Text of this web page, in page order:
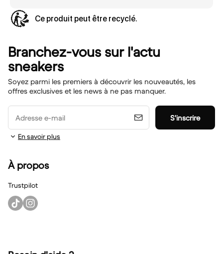
Ce produit peut être recyclé.
Branchez-vous sur l'actu
sneakers
Soyez parmi les premiers à découvrir les nouveautés, les
offres exclusives et les news à ne pas manquer.
Adresse e-mail S'inscrire
En savoir plus
À propos
Trustpilot